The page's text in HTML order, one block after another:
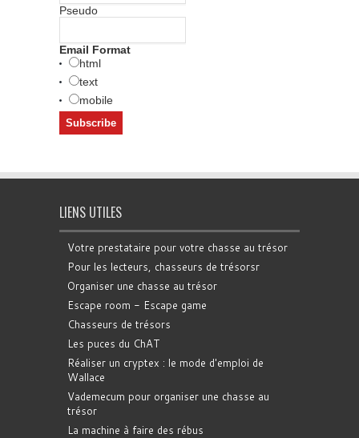
Pseudo
Email Format
html
text
mobile
LIENS UTILES
Votre prestataire pour votre chasse au trésor
Pour les lecteurs, chasseurs de trésorsr
Organiser une chasse au trésor
Escape room - Escape game
Chasseurs de trésors
Les puces du ChAT
Réaliser un cryptex : le mode d'emploi de
Wallace
Vademecum pour organiser une chasse au
trésor
La machine à faire des rébus